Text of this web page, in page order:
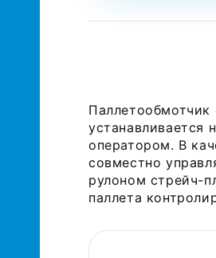
Паллетообмотчик
устанавливается
оператором. В
совместно
рулоном стрейч-
паллета